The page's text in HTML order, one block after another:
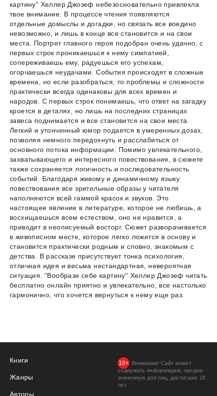
картину" Хеллер Джозеф небезосновательно привлекла
твое внимание. В процессе чтения появляются
отдельные домыслы и догадки, но связать все воедино
невозможно, и лишь в конце все становится и на свои
места. Портрет главного героя подобран очень удачно, с
первых строк проникаешься к нему симпатией,
сопереживаешь ему, радуешься его успехам,
огорчаешься неудачами. События происходят в сложные
времена, но если разобраться, то проблемы и сложности
практически всегда одинаковы для всех времен и
народов. С первых строк понимаешь, что ответ на загадку
кроется в деталях, но лишь на последних страницах
завеса поднимается и все становится на свои места.
Легкий и утонченный юмор подается в умеренных дозах,
позволяя немного передохнуть и расслабиться от
основного потока информации. Помимо увлекательного,
захватывающего и интересного повествования, в сюжете
также сохраняется логичность и последовательность
событий. Благодаря живому и динамичному языку
повествования все зрительные образы у читателя
наполняются всей гаммой красок и звуков. Это
настоящее явление в литературе, которое не любишь, а
восхищаешься всем естеством, оно не нравится, а
приводит в неописуемый восторг. Сюжет разворачивается
в живописном месте, которое легко ложится в основу и
становится практически родным и словно, знакомым с
детства. В рассказе присутствует тонка психология,
отличная идея и весьма нестандартная, невероятная
ситуация. "Вообрази себе картину" Хеллер Джозеф читать
бесплатно онлайн приятно и увлекательно, все настолько
гармонично, что хочется вернуться к нему еще раз.
Книги
Жанры
Авторы
Внимание! Сайт может
содержать информацию, предна­
значенную для лиц, дости­гших 18
лет.